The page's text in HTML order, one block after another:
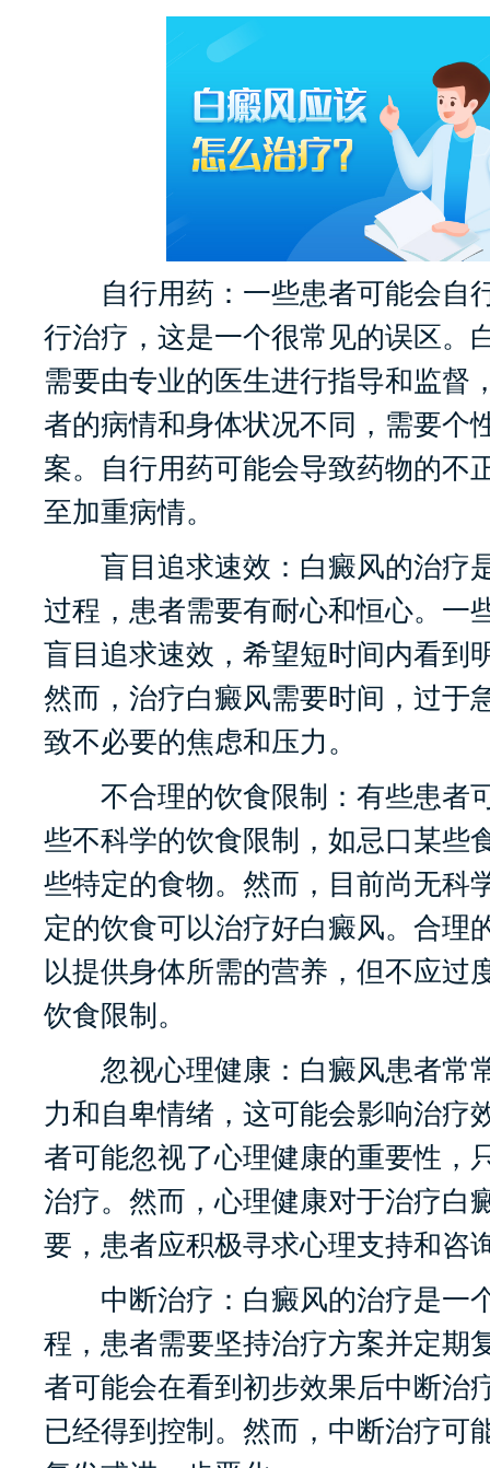
自行用药：一些患者可能会自
行治疗，这是一个很常见的误区。
需要由专业的医生进行指导和监督
者的病情和身体状况不同，需要个
案。自行用药可能会导致药物的不
至加重病情。
盲目追求速效：白癜风的治疗
过程，患者需要有耐心和恒心。一
盲目追求速效，希望短时间内看到
然而，治疗白癜风需要时间，过于
致不必要的焦虑和压力。
不合理的饮食限制：有些患者
些不科学的饮食限制，如忌口某些
些特定的食物。然而，目前尚无科
定的饮食可以治疗好白癜风。合理
以提供身体所需的营养，但不应过
饮食限制。
忽视心理健康：白癜风患者常
力和自卑情绪，这可能会影响治疗
者可能忽视了心理健康的重要性，
治疗。然而，心理健康对于治疗白
要，患者应积极寻求心理支持和咨
中断治疗：白癜风的治疗是一
程，患者需要坚持治疗方案并定期
者可能会在看到初步效果后中断治
已经得到控制。然而，中断治疗可